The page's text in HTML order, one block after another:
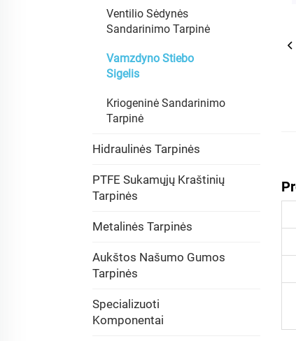
Ventilio Sėdynės
Sandarinimo Tarpinė
Vamzdyno Stiebo
Sigelis
Kriogeninė Sandarinimo
Tarpinė
Hidraulinės Tarpinės
PTFE Sukamųjų Kraštinių
Tarpinės
Metalinės Tarpinės
Aukštos Našumo Gumos
Tarpinės
Specializuoti
Komponentai